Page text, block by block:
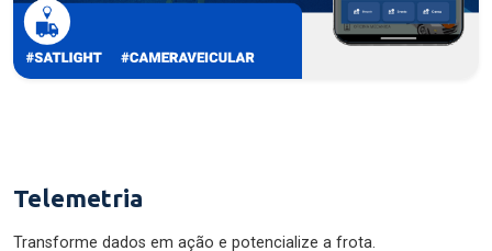
Telemetria
Transforme dados em ação e potencialize a frota.